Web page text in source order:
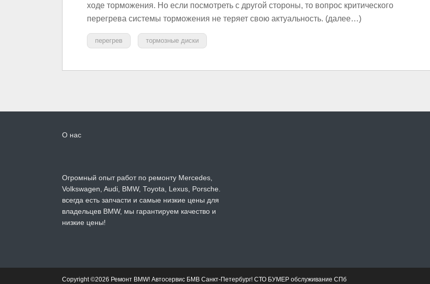
ходе торможения. Но если посмотреть с другой стороны, то вопрос критического
перегрева системы торможения не теряет свою актуальность. (далее…)
перегрев тормозные диски
О нас
Огромный опыт работ по ремонту Mercedes,
Volkswagen, Audi, BMW, Toyota, Lexus, Porsche.
всегда есть запчасти и самые низкие цены для
владельцев BMW, мы гарантируем качество и
низкие цены!
Copyright ©2026 Ремонт BMW! Автосервис БМВ Санкт-Петербург! СТО БУМЕР обслуживание СПб